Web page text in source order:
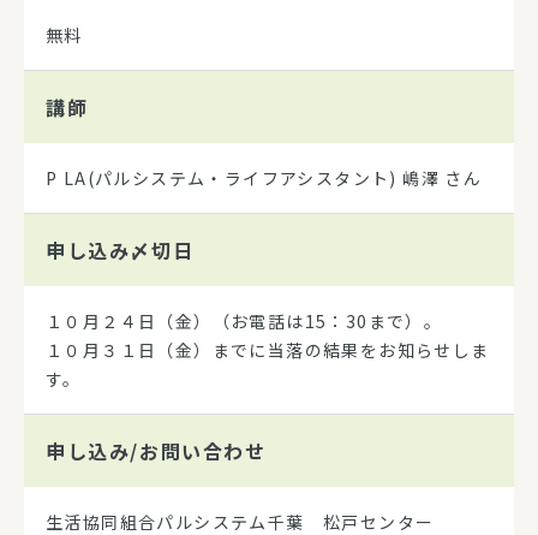
無料
講師
P LA(パルシステム・ライフアシスタント) 嶋澤 さん
申し込み〆切日
１０月２４日（金）（お電話は15：30まで）。
１０月３１日（金）までに当落の結果をお知らせしま
す。
申し込み/お問い合わせ
生活協同組合パルシステム千葉 松戸センター